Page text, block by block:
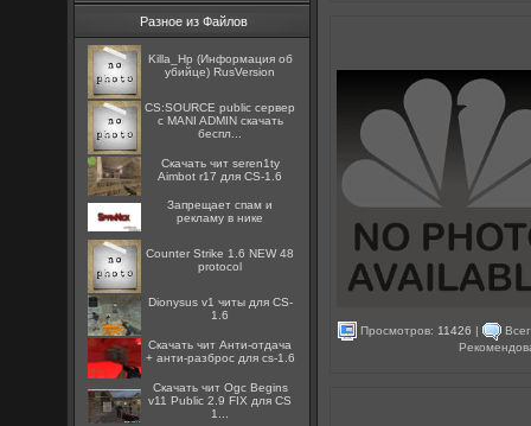
Разное из Файлов
Killa_Hp (Информация об
убийце) RusVersion
CS:SOURCE public сервер
с MANI ADMIN скачать
беспл...
Скачать чит seren1ty
Aimbot r17 для CS-1.6
Запрещает спам и
рекламу в нике
Counter Strike 1.6 NEW 48
protocol
Dionysus v1 читы для CS-
1.6
Скачать чит Анти-отдача
+ анти-разброс для cs-1.6
Скачать чит Ogc Begins
v11 Public 2.9 FIX для CS
1...
Просмотров: 11426 |